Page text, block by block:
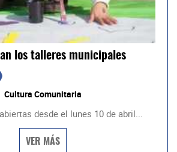
los talleres municipales
Cultura Comunitaria
desde el lunes 10 de abril...
VER MÁS